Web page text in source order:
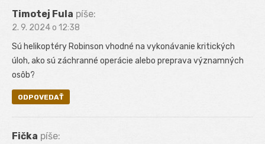
Timotej Fula píše:
2. 9. 2024 o 12:38
Sú helikoptéry Robinson vhodné na vykonávanie kritických
úloh, ako sú záchranné operácie alebo preprava významných
osôb?
ODPOVEDAŤ
Fička píše: